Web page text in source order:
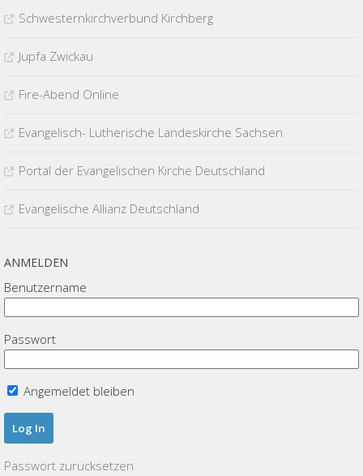
Schwesternkirchverbund Kirchberg
Jupfa Zwickau
Fire-Abend Online
Evangelisch- Lutherische Landeskirche Sachsen
Portal der Evangelischen Kirche Deutschland
Evangelische Allianz Deutschland
ANMELDEN
Benutzername
Passwort
Angemeldet bleiben
Passwort zurücksetzen